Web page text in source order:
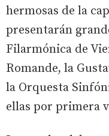
hermosas de la
presentarán
Filarmónica de
Romande, la
la Orquesta
ellas por primera